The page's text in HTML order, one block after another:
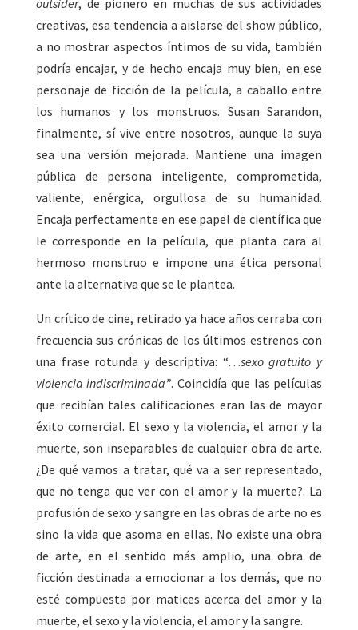
outsider, de pionero en muchas de sus actividades
creativas, esa tendencia a aislarse del show público,
a no mostrar aspectos íntimos de su vida, también
podría encajar, y de hecho encaja muy bien, en ese
personaje de ficción de la película, a caballo entre
los humanos y los monstruos. Susan Sarandon,
finalmente, sí vive entre nosotros, aunque la suya
sea una versión mejorada. Mantiene una imagen
pública de persona inteligente, comprometida,
valiente, enérgica, orgullosa de su humanidad.
Encaja perfectamente en ese papel de científica que
le corresponde en la película, que planta cara al
hermoso monstruo e impone una ética personal
ante la alternativa que se le plantea.
Un crítico de cine, retirado ya hace años cerraba con
frecuencia sus crónicas de los últimos estrenos con
una frase rotunda y descriptiva: “…sexo gratuito y
violencia indiscriminada”. Coincidía que las películas
que recibían tales calificaciones eran las de mayor
éxito comercial. El sexo y la violencia, el amor y la
muerte, son inseparables de cualquier obra de arte.
¿De qué vamos a tratar, qué va a ser representado,
que no tenga que ver con el amor y la muerte?. La
profusión de sexo y sangre en las obras de arte no es
sino la vida que asoma en ellas. No existe una obra
de arte, en el sentido más amplio, una obra de
ficción destinada a emocionar a los demás, que no
esté compuesta por matices acerca del amor y la
muerte, el sexo y la violencia, el amor y la sangre.